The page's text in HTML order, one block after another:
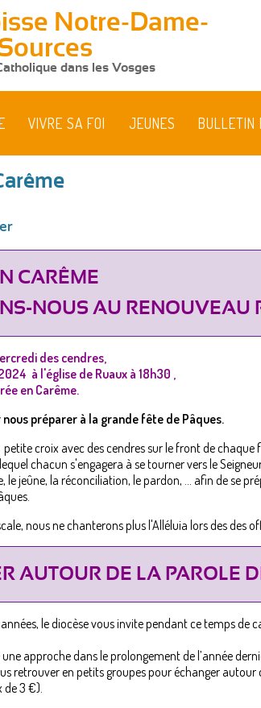
Notre-Dame-
dans les Vosges
VIVRE SA FOI JEUNES BULLETIN
CARÊME
NOUS AU RENOUVEAU
des cendres,
à l'église de Ruaux à 18h30 ,
en Carême.
préparer à la grande fête de Pâques.
croix avec des cendres sur le front de chaque
chacun s'engagera à se tourner vers le
le jeûne, la réconciliation, le pardon, ... afin de se
nous ne chanterons plus l'Alléluia lors des des
AUTOUR DE LA PAROLE
le diocèse vous invite pendant ce temps de
approche dans le prolongement de l’année
retrouver en petits groupes pour échanger autour
de 3 €).